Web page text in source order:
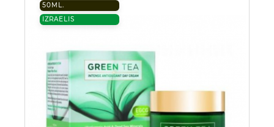
50ML.
IZRAELIS